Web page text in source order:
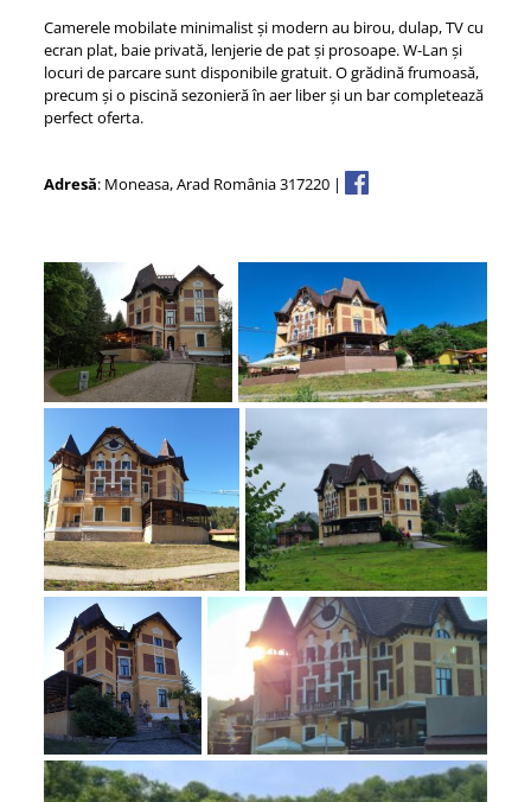
Camerele mobilate minimalist și modern au birou, dulap, TV cu
ecran plat, baie privată, lenjerie de pat și prosoape. W-Lan și
locuri de parcare sunt disponibile gratuit. O grădină frumoasă,
precum și o piscină sezonieră în aer liber și un bar completează
perfect oferta.
Adresă: Moneasa, Arad România 317220 |